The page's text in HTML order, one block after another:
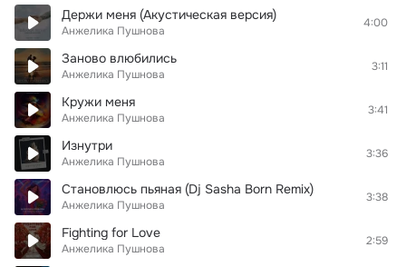
Держи меня (Акустическая версия)
Анжелика Пушнова
4:00
Заново влюбились
Анжелика Пушнова
3:11
Кружи меня
Анжелика Пушнова
3:41
Изнутри
Анжелика Пушнова
3:36
Становлюсь пьяная (Dj Sasha Born Remix)
Анжелика Пушнова
3:38
Fighting for Love
Анжелика Пушнова
2:59